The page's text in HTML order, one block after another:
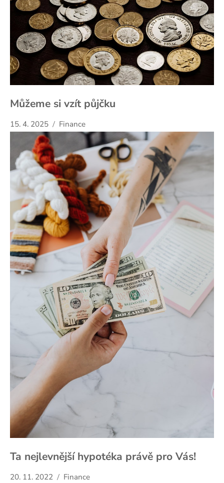
Můžeme si vzít půjčku
15. 4. 2025 Finance
Ta nejlevnější hypotéka právě pro Vás!
20. 11. 2022 Finance